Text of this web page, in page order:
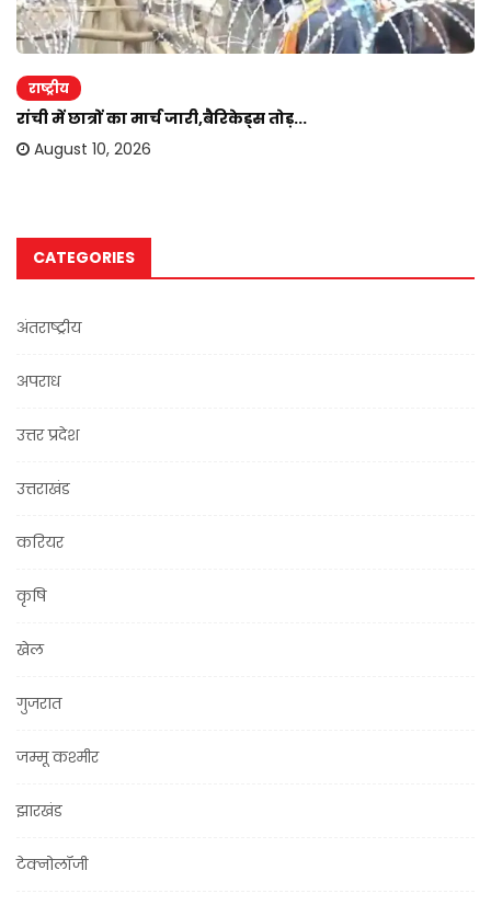
राष्ट्रीय
रांची में छात्रों का मार्च जारी,बैरिकेड्स तोड़...
August 10, 2026
CATEGORIES
अंतराष्ट्रीय
अपराध
उत्तर प्रदेश
उत्तराखंड
करियर
कृषि
खेल
गुजरात
जम्मू कश्मीर
झारखंड
टेक्नोलॉजी